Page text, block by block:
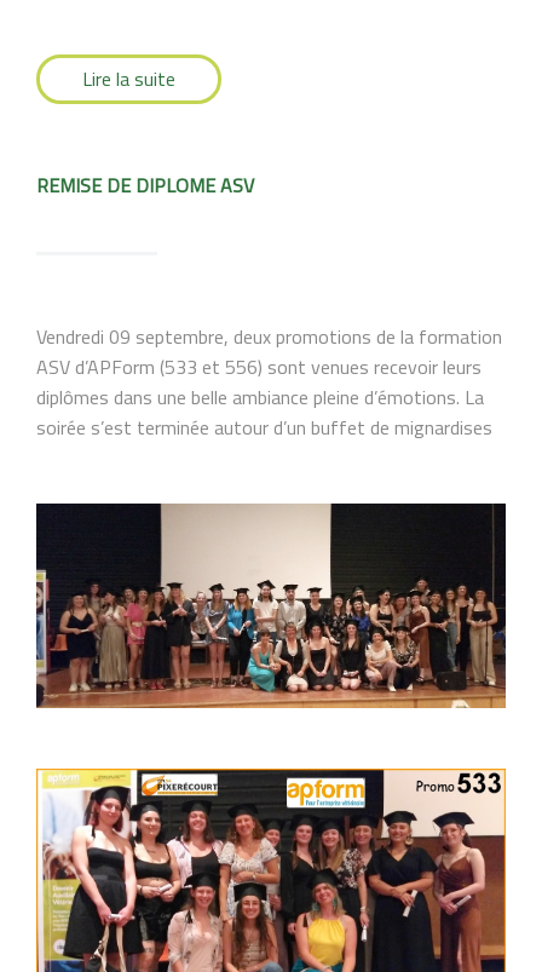
Lire la suite
REMISE DE DIPLOME ASV
Vendredi 09 septembre, deux promotions de la formation
ASV d’APForm (533 et 556) sont venues recevoir leurs
diplômes dans une belle ambiance pleine d’émotions. La
soirée s’est terminée autour d’un buffet de mignardises